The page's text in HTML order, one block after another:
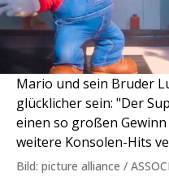
Mario und sein Bruder
glücklicher sein: "Der
einen so großen
weitere Konsolen-Hits
Bild: picture alliance /